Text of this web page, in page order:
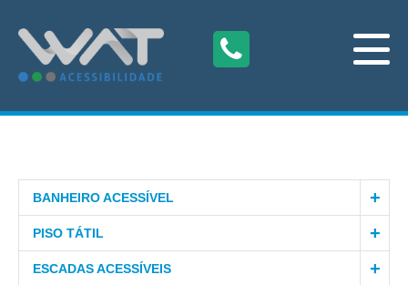
BANHEIRO ACESSÍVEL
PISO TÁTIL
ESCADAS ACESSÍVEIS